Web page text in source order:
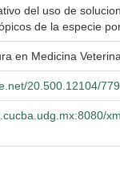
del uso de
de la especie
en Medicina
20.500.12104/